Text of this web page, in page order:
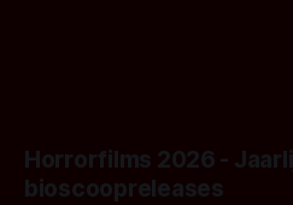
Horrorfilms 2026 -
bioscoopreleases